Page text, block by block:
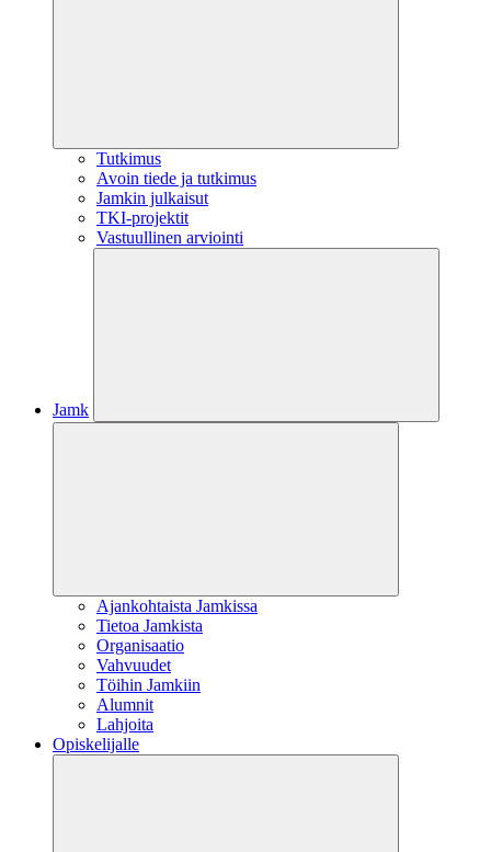
Tutkimus
Avoin tiede ja tutkimus
Jamkin julkaisut
TKI-projektit
Vastuullinen arviointi
Jamk
Ajankohtaista Jamkissa
Tietoa Jamkista
Organisaatio
Vahvuudet
Töihin Jamkiin
Alumnit
Lahjoita
Opiskelijalle